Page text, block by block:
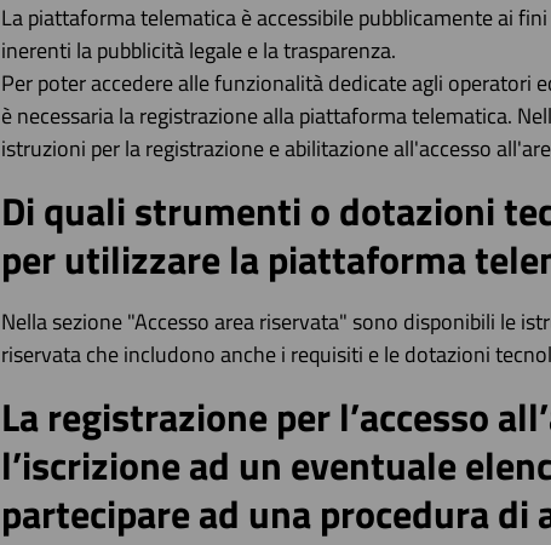
La piattaforma telematica è accessibile pubblicamente ai
inerenti la pubblicità legale e la trasparenza.
Per poter accedere alle funzionalità dedicate agli operatori
è necessaria la registrazione alla piattaforma telematica.
istruzioni per la registrazione e abilitazione all'accesso
Di quali strumenti o dotazioni
per utilizzare la piattaforma
Nella sezione "Accesso area riservata" sono disponibili le
riservata che includono anche i requisiti e le dotazioni
La registrazione per l’accesso
l’iscrizione ad un eventuale
partecipare ad una procedura di